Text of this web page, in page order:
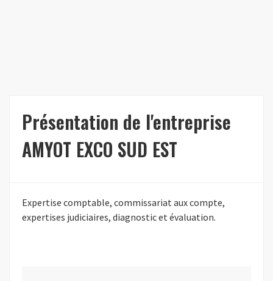
Présentation de l'entreprise
AMYOT EXCO SUD EST
Expertise comptable, commissariat aux compte,
expertises judiciaires, diagnostic et évaluation.